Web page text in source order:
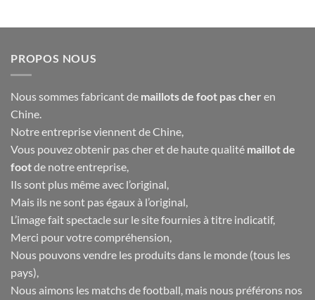
PROPOS NOUS
Nous sommes fabricant de maillots de foot pas cher en
Chine.
Notre entreprise viennent de Chine,
Vous pouvez obtenir pas cher et de haute qualité maillot de
footde notre entreprise,
Ils sont plus même avec l’original,
Mais ils ne sont pas égaux à l’original,
L’image fait spectacle sur le site fournies à titre indicatif,
Merci pour votre compréhension,
Nous pouvons vendre les produits dans le monde (tous les
pays),
Nous aimons les matchs de football, mais nous préférons nos